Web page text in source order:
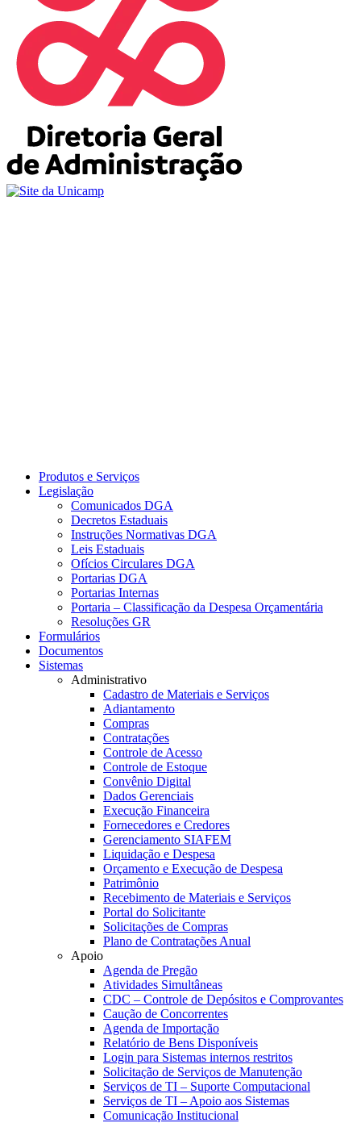
Produtos e Serviços
Legislação
Comunicados DGA
Decretos Estaduais
Instruções Normativas DGA
Leis Estaduais
Ofícios Circulares DGA
Portarias DGA
Portarias Internas
Portaria – Classificação da Despesa Orçamentária
Resoluções GR
Formulários
Documentos
Sistemas
Administrativo
Cadastro de Materiais e Serviços
Adiantamento
Compras
Contratações
Controle de Acesso
Controle de Estoque
Convênio Digital
Dados Gerenciais
Execução Financeira
Fornecedores e Credores
Gerenciamento SIAFEM
Liquidação e Despesa
Orçamento e Execução de Despesa
Patrimônio
Recebimento de Materiais e Serviços
Portal do Solicitante
Solicitações de Compras
Plano de Contratações Anual
Apoio
Agenda de Pregão
Atividades Simultâneas
CDC – Controle de Depósitos e Comprovantes
Caução de Concorrentes
Agenda de Importação
Relatório de Bens Disponíveis
Login para Sistemas internos restritos
Solicitação de Serviços de Manutenção
Serviços de TI – Suporte Computacional
Serviços de TI – Apoio aos Sistemas
Comunicação Institucional